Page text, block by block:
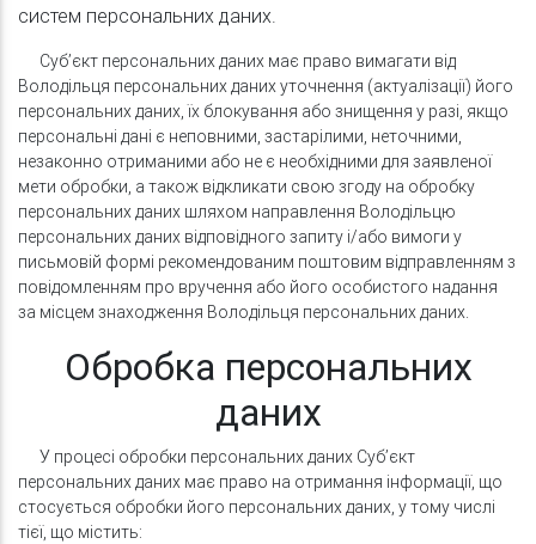
систем персональних даних.
Суб’єкт персональних даних має право вимагати від
Володільця персональних даних уточнення (актуалізації) його
персональних даних, їх блокування або знищення у разі, якщо
персональні дані є неповними, застарілими, неточними,
незаконно отриманими або не є необхідними для заявленої
мети обробки, а також відкликати свою згоду на обробку
персональних даних шляхом направлення Володільцю
персональних даних відповідного запиту і/або вимоги у
письмовій формі рекомендованим поштовим відправленням з
повідомленням про вручення або його особистого надання
за місцем знаходження Володільця персональних даних.
Обробка персональних
даних
У процесі обробки персональних даних Суб’єкт
персональних даних має право на отримання інформації, що
стосується обробки його персональних даних, у тому числі
тієї, що містить: